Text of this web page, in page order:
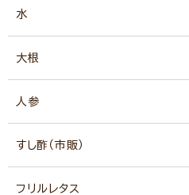
水
大根
人参
すし酢（市販）
フリルレタス